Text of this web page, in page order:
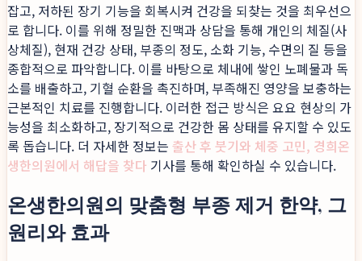
잡고, 저하된 장기 기능을 회복시켜 건강을 되찾는 것을 최우선으
로 합니다. 이를 위해 정밀한 진맥과 상담을 통해 개인의 체질(사
상체질), 현재 건강 상태, 부종의 정도, 소화 기능, 수면의 질 등을
종합적으로 파악합니다. 이를 바탕으로 체내에 쌓인 노폐물과 독
소를 배출하고, 기혈 순환을 촉진하며, 부족해진 영양을 보충하는
근본적인 치료를 진행합니다. 이러한 접근 방식은 요요 현상의 가
능성을 최소화하고, 장기적으로 건강한 몸 상태를 유지할 수 있도
록 돕습니다. 더 자세한 정보는 출산 후 붓기와 체중 고민, 경희온
생한의원에서 해답을 찾다 기사를 통해 확인하실 수 있습니다.
온생한의원의 맞춤형 부종 제거 한약, 그
원리와 효과